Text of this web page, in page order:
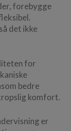
forebygge
det ikke
for
bedre
komfort.
er